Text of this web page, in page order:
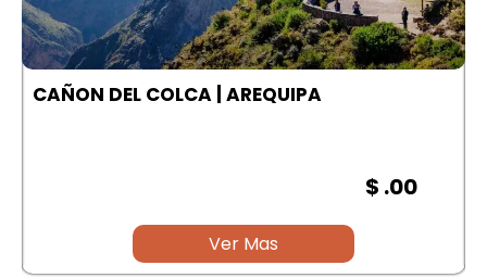
CAÑON DEL COLCA | AREQUIPA
$ .00
Ver Mas